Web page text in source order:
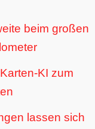
beim großen
KI zum
lassen sich